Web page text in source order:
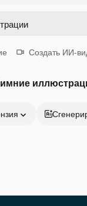
Создать ИИ-